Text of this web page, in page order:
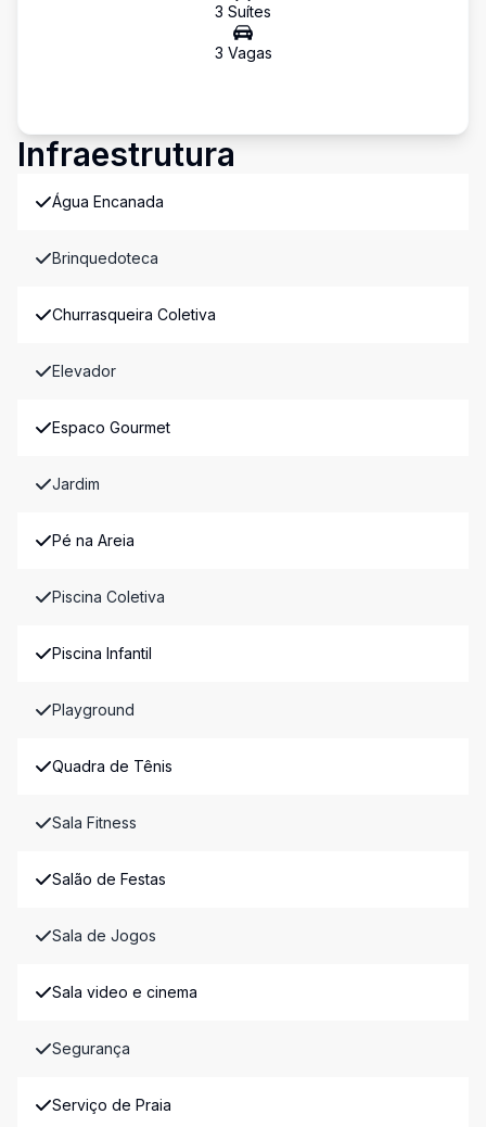
3 Suítes
3 Vagas
Infraestrutura
Água Encanada
Brinquedoteca
Churrasqueira Coletiva
Elevador
Espaco Gourmet
Jardim
Pé na Areia
Piscina Coletiva
Piscina Infantil
Playground
Quadra de Tênis
Sala Fitness
Salão de Festas
Sala de Jogos
Sala video e cinema
Segurança
Serviço de Praia